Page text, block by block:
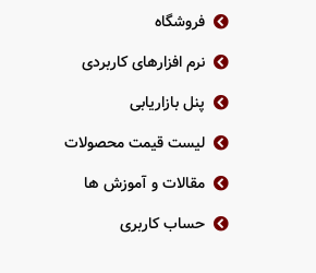
فروشگاه
نرم افزارهای کاربردی
پنل بازاریابی
لیست قیمت محصولات
مقالات و آموزش ها
حساب کاربری